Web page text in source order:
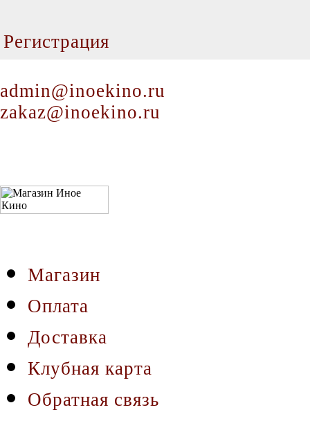
Регистрация
admin@inoekino.ru
zakaz@inoekino.ru
Магазин
Оплата
Доставка
Клубная карта
Обратная связь